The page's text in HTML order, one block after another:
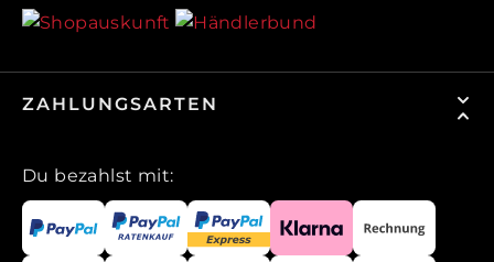
ZAHLUNGSARTEN
Du bezahlst mit: